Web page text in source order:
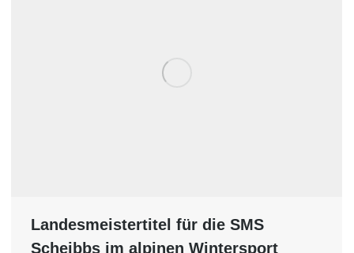
Landesmeistertitel für die SMS
Scheibbs im alpinen Wintersport